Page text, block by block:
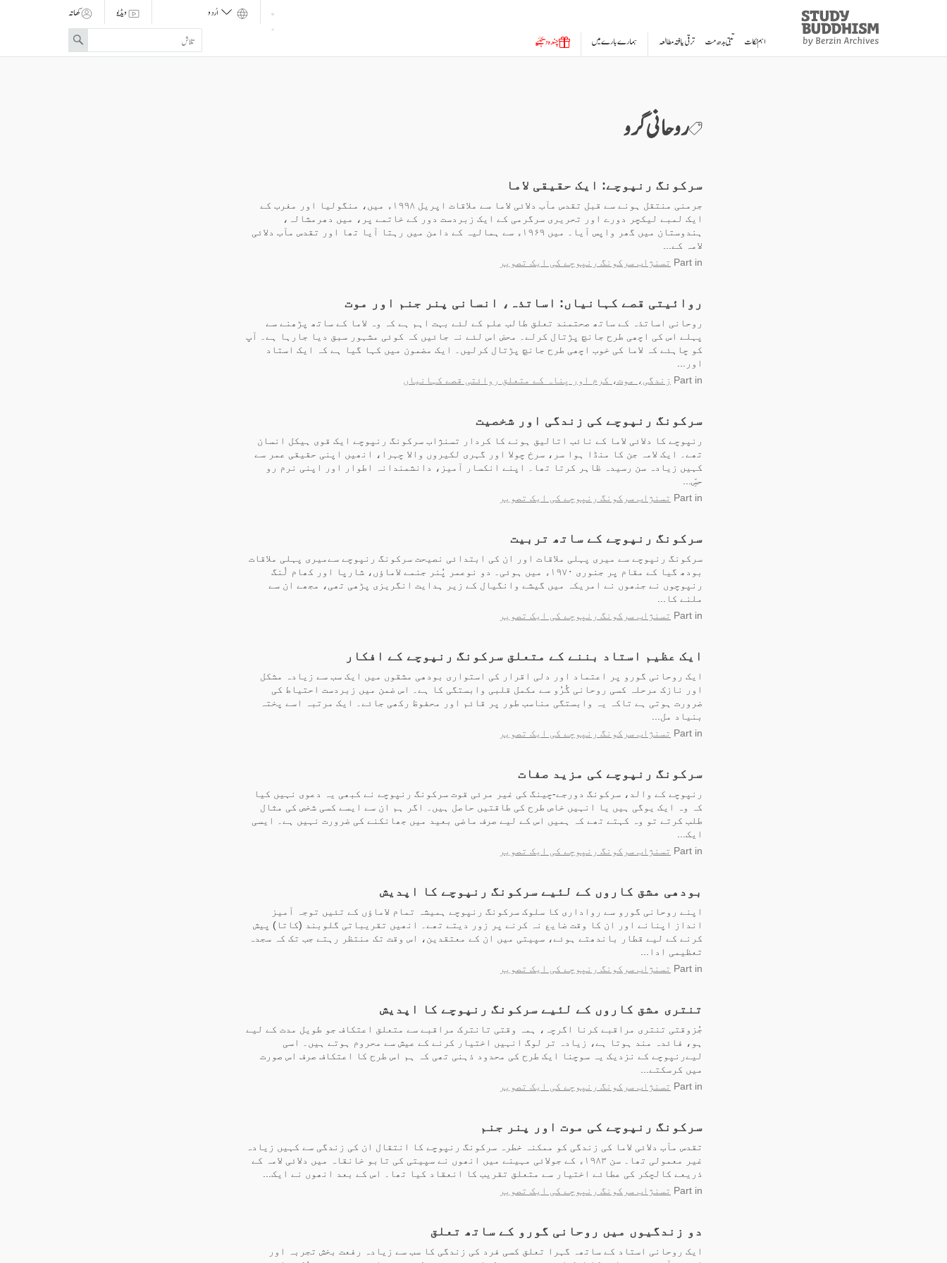
Study
Buddhism
Home
اہم نکات تبتی بدھ مت ترقی یافتہ مطالعہ ہمارے بارے میں چندہ دیجئیے
ویڈیو
کھاتہ
Enter
search
term
Search
روحانی گرو
سرکونگ رنپوچے: ایک حقیقی لاما
جرمنی منتقل ہونے سے قبل تقدس مآب دلائی لاما سے ملاقات اپریل ۱۹۹۸ء میں، منگولیا اور مغرب کے
ایک لمبے لیکچر دورے اور تحریری سرگرمی کے ایک زبردست دور کے خاتمے پر، میں دھرمشالہ،
ہندوستان میں گھر واپس آیا۔ میں ۱۹۶۹ء سے ہمالیہ کے دامن میں رہتا آیا تھا اور تقدس مآب دلائی
لامہ کے...
Part in تسنژاب سرکونگ رنپوچے کی ایک تصویر
روائیتی قصے کہانیاں: اساتذہ، انسانی پنر جنم اور موت
روحانی اساتذہ کے ساتھ صحتمند تعلق طالب علم کے لئے بہت اہم ہے کہ وہ لاما کے ساتھ پڑھنے سے
پہلے اس کی اچھی طرح جانچ پڑتال کرلے۔ محض اس لئے نہ جائیں کہ کوئی مشہور سبق دیا جارہا ہے۔ آپ
کو چاہئے کہ لاما کی خوب اچھی طرح جانچ پڑتال کرلیں۔ ایک مضمون میں کہا گیا ہے کہ ایک استاد
اور...
Part in زندگی، موت، کرم اور پناہ کے متعلق روائتی قصے کہانیاں
سرکونگ رنپوچے کی زندگی اور شخصیت
رنپوچے کا دلائی لاما کے نائب اتالیق ہونے کا کردار تسنژاب سرکونگ رنپوچے ایک قوی ہیکل انسان
تھے۔ ایک لامہ جن کا منڈا ہوا سر، سرخ چولا اور گہری لکیروں والا چہرا، انھیں اپنی حقیقی عمر سے
کہیں زیادہ سن رسیدہ ظاہر کرتا تھا۔ اپنے انکسار آمیز، دانشمندانہ اطوار اور اپنی نرم رو
حسِّ...
Part in تسنژاب سرکونگ رنپوچے کی ایک تصویر
سرکونگ رنپوچے کے ساتھ تربیت
سرکونگ رنپوچے سے میری پہلی ملاقات اور ان کی ابتدائی نصیحت سرکونگ رنپوچے سےمیری پہلی ملاقات
بودھ گیا کے مقام پر جنوری ۱۹۷۰ء میں ہوئی۔ دو نوعمر پُنر جنمے لاماؤں، شارپا اور کھام لُنگ
رنپوچوں نے جنھوں نے امریکہ میں گیشے وانگیال کے زیر ہدایت انگریزی پڑھی تھی، مجھے ان سے
ملنے کا...
Part in تسنژاب سرکونگ رنپوچے کی ایک تصویر
ایک عظیم استاد بننے کے متعلق سرکونگ رنپوچے کے افکار
ایک روحانی گورو پر اعتماد اور دلی اقرار کی استواری بودھی مشقوں میں ایک سب سے زیادہ مشکل
اور نازک مرحلہ کسی روحانی گُرُو سے مکمل قلبی وابستگی کا ہے۔ اس ضمن میں زبردست احتیاط کی
ضرورت ہوتی ہے تاکہ یہ وابستگی مناسب طور پر قائم اور محفوظ رکھی جائے۔ ایک مرتبہ اسے پختہ
بنیاد مل...
Part in تسنژاب سرکونگ رنپوچے کی ایک تصویر
سرکونگ رنپوچے کی مزید صفات
رنپوچے کے والد، سرکونگ دورجے-چینگ کی غیر مرئی قوت سرکونگ رنپوچے نے کبھی یہ دعوی نہیں کیا
کہ وہ ایک یوگی ہیں یا انہیں خاص طرح کی طاقتیں حاصل ہیں۔ اگر ہم ان سے ایسے کسی شخص کی مثال
طلب کرتے تو وہ کہتے تھے کہ ہمیں اس کے لیے صرف ماضی بعید میں جھانکنے کی ضرورت نہیں ہے۔ ایسی
ایک...
Part in تسنژاب سرکونگ رنپوچے کی ایک تصویر
بودھی مشق کاروں کے لئیے سرکونگ رنپوچے کا اپدیش
اپنے روحانی گورو سے رواداری کا سلوک سرکونگ رنپوچے ہمیشہ تمام لاماؤں کے تئیں توجہ آمیز
انداز اپنانے اور ان کا وقت ضایع نہ کرنے پر زور دیتے تھے۔ انھیں تقریباتی گلوبند (کاتا) پیش
کرنے کے لیے قطار باندھتے ہوئے، سپیتی میں ان کے معتقدین، اس وقت تک منتظر رہتے جب تک کہ سجدہ
تعظیمی ادا...
Part in تسنژاب سرکونگ رنپوچے کی ایک تصویر
تنتری مشق کاروں کے لئیے سرکونگ رنپوچے کا اپدیش
جُزوقتی تنتری مراقبے کرنا اگرچہ، ہمہ وقتی تانترک مراقبے سے متعلق اعتکاف جو طویل مدت کے لیے
ہو، فائدہ مند ہوتا ہے، زیادہ تر لوگ انہیں اختیار کرنے کے عیش سے محروم ہوتے ہیں۔ اسی
لیےرنپوچے کے نزدیک یہ سوچنا ایک طرح کی محدود ذہنی تھی کہ ہم اس طرح کا اعتکاف صرف اس صورت
میں کرسکتے...
Part in تسنژاب سرکونگ رنپوچے کی ایک تصویر
سرکونگ رنپوچے کی موت اور پنر جنم
تقدس مآب دلائی لاما کی زندگی کو ممکنہ خطرہ سرکونگ رنپوچے کا انتقال ان کی زندگی سے کہیں زیادہ
غیر معمولی تھا۔ سن ۱۹۸۳ء کے جولائی مہینے میں انھوں نے سپیتی کی تابو خانقاہ میں دلائی لامہ کے
ذریعے کالچکر کی عطائے اختیار سے متعلق تقریب کا انعقاد کیا تھا۔ اس کے بعد انھوں نے ایک...
Part in تسنژاب سرکونگ رنپوچے کی ایک تصویر
دو زندگیوں میں روحانی گورو کے ساتھ تعلق
ایک روحانی استاد کے ساتھہ گہرا تعلق کسی فرد کی زندگی کا سب سے زیادہ رفعت بخش تجربہ اور